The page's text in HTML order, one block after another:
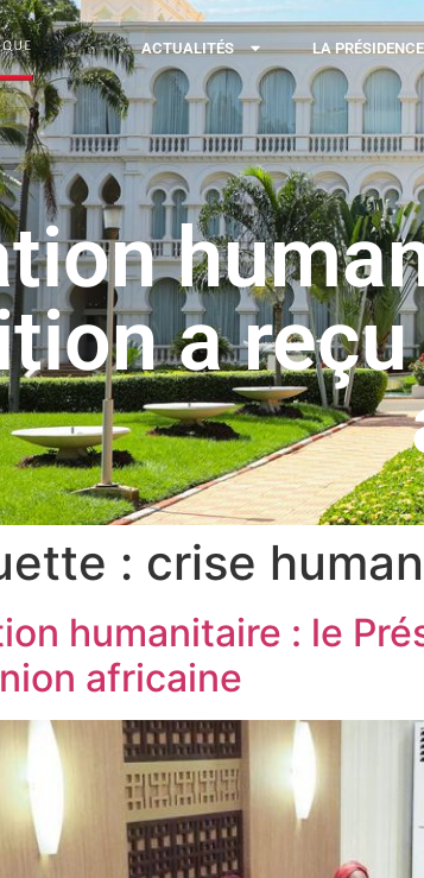
ACTUALITÉS LA PRÉSIDENCE
a
: crise
humanitaire : le
africaine